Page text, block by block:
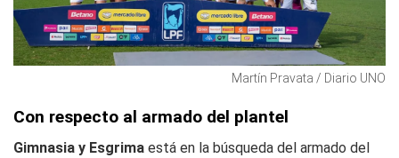
Martín Pravata / Diario UNO
Con respecto al armado del plantel
Gimnasia y Esgrima está en la búsqueda del armado del